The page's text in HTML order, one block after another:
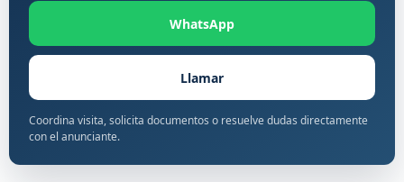
WhatsApp
Llamar
Coordina visita, solicita documentos o resuelve dudas directamente
con el anunciante.